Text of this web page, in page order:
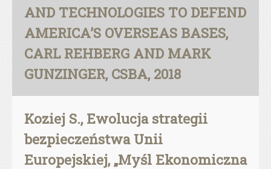
AND TECHNOLOGIES TO DEFEND
AMERICA’S OVERSEAS BASES,
CARL REHBERG AND MARK
GUNZINGER, CSBA, 2018
Koziej S., Ewolucja strategii
bezpieczeństwa Unii
Europejskiej, „Myśl Ekonomiczna